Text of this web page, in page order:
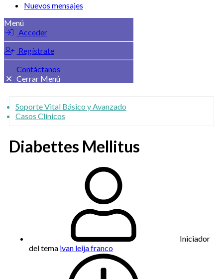
Nuevos mensajes
Menú
Acceder
Regístrate
Contáctanos
Cerrar Menú
Soporte Vital Básico y Avanzado
Casos Clínicos
Diabettes Mellitus
Iniciador
del tema ivan leija franco